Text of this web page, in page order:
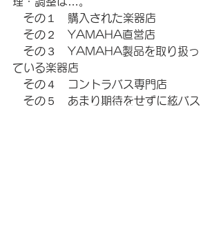
その１　購入された楽器店
その２　YAMAHA直営店
その３　YAMAHA製品を取り扱っ
ている楽器店
その４　コントラバス専門店
その５　あまり期待をせずに絃バス